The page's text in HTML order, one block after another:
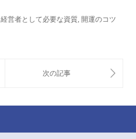
経営者として必要な資質 開運のコツ